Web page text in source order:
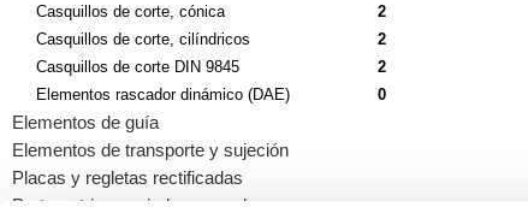
Casquillos de corte, cónica
2
Casquillos de corte, cilíndricos
2
Casquillos de corte DIN 9845
2
Elementos rascador dinámico (DAE)
0
Elementos de guía
Elementos de transporte y sujeción
Placas y regletas rectificadas